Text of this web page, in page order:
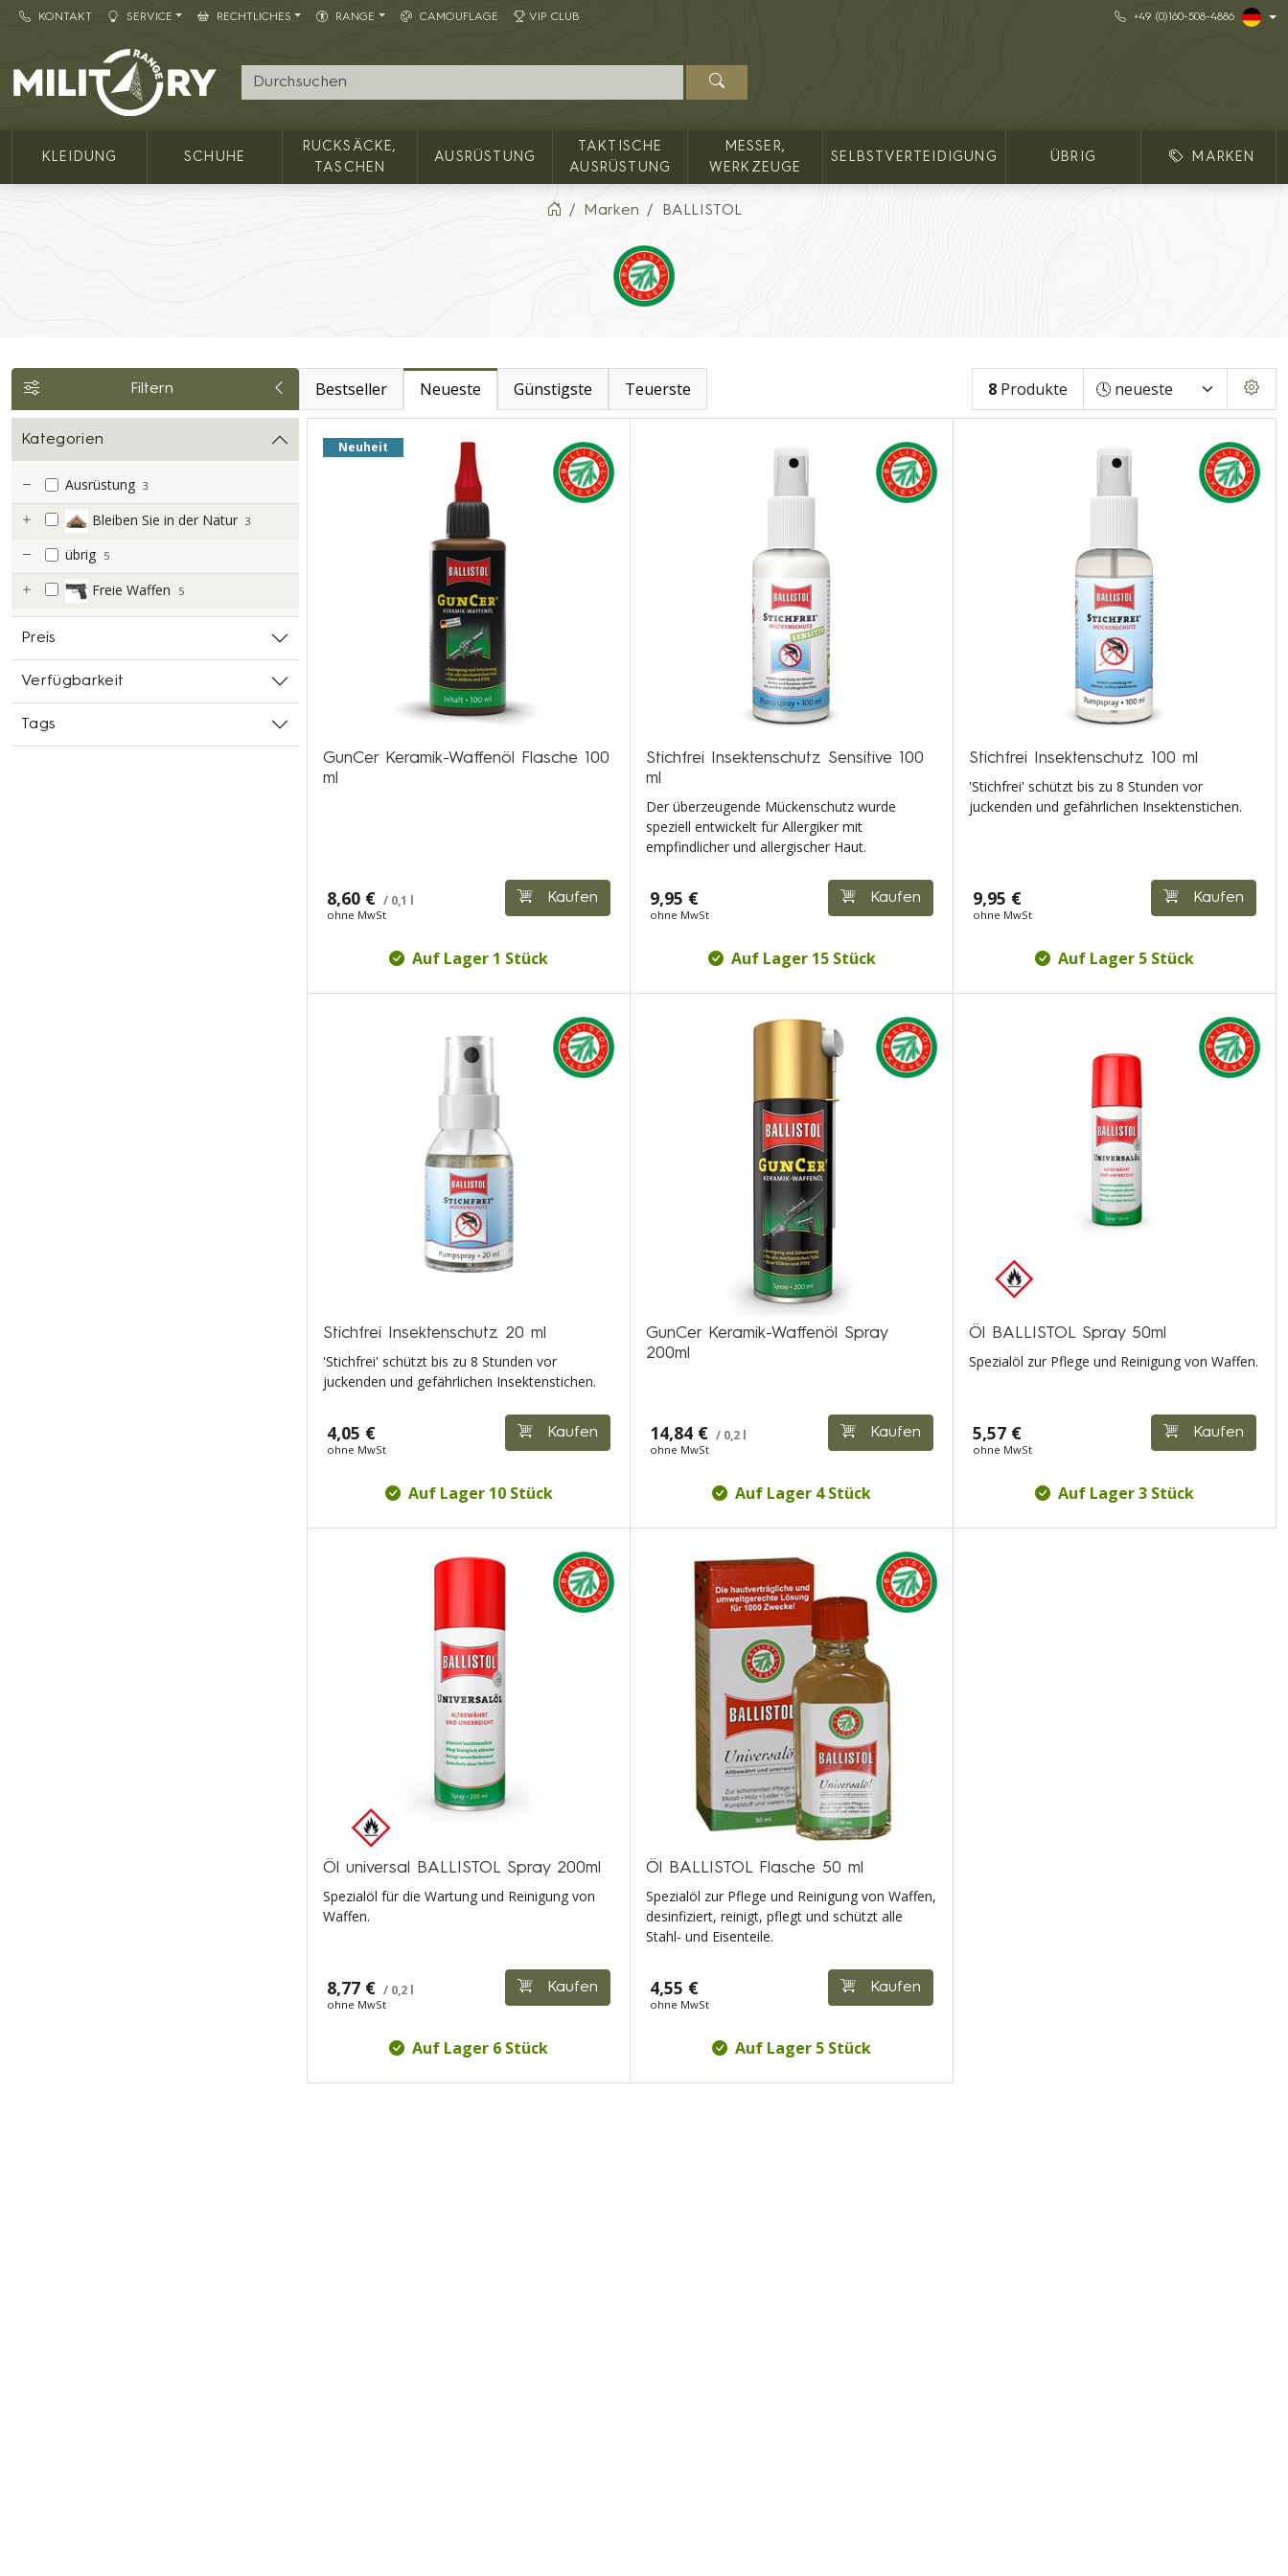
KONTAKT SERVICE RECHTLICHES RANGE CAMOUFLAGE VIP CLUB +49 (0)160-508-4886
Army shop MILITARY RANGE
KLEIDUNG SCHUHE
RUCKSÄCKE,
TASCHEN
AUSRÜSTUNG
TAKTISCHE
AUSRÜSTUNG
MESSER,
WERKZEUGE
SELBSTVERTEIDIGUNG ÜBRIG MARKEN
Marken BALLISTOL
Filtern Bestseller Neueste Günstigste Teuerste 8 Produkte
Kategorien
Ausrüstung 3
Bleiben Sie in der Natur 3
übrig 5
Freie Waffen 5
Preis
Verfügbarkeit
Tags
Neuheit
GunCer Keramik-Waffenöl Flasche 100
ml
8,60 € / 0,1 l
ohne MwSt
Kaufen
Auf Lager 1 Stück
Stichfrei Insektenschutz Sensitive 100
ml
Der überzeugende Mückenschutz wurde
speziell entwickelt für Allergiker mit
empfindlicher und allergischer Haut.
9,95 €
ohne MwSt
Kaufen
Auf Lager 15 Stück
Stichfrei Insektenschutz 100 ml
'Stichfrei' schützt bis zu 8 Stunden vor
juckenden und gefährlichen Insektenstichen.
9,95 €
ohne MwSt
Kaufen
Auf Lager 5 Stück
Stichfrei Insektenschutz 20 ml
'Stichfrei' schützt bis zu 8 Stunden vor
juckenden und gefährlichen Insektenstichen.
4,05 €
ohne MwSt
Kaufen
Auf Lager 10 Stück
GunCer Keramik-Waffenöl Spray
200ml
14,84 € / 0,2 l
ohne MwSt
Kaufen
Auf Lager 4 Stück
Öl BALLISTOL Spray 50ml
Spezialöl zur Pflege und Reinigung von Waffen.
5,57 €
ohne MwSt
Kaufen
Auf Lager 3 Stück
Öl universal BALLISTOL Spray 200ml
Spezialöl für die Wartung und Reinigung von
Waffen.
8,77 € / 0,2 l
ohne MwSt
Kaufen
Auf Lager 6 Stück
Öl BALLISTOL Flasche 50 ml
Spezialöl zur Pflege und Reinigung von Waffen,
desinfiziert, reinigt, pflegt und schützt alle
Stahl- und Eisenteile.
4,55 €
ohne MwSt
Kaufen
Auf Lager 5 Stück